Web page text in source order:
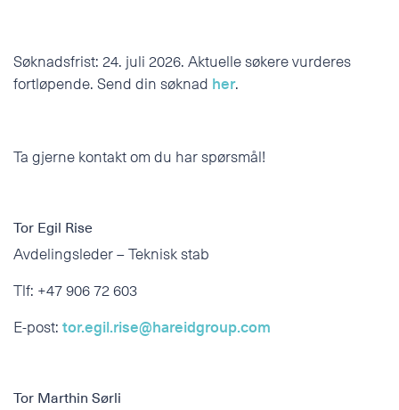
Søknadsfrist: 24. juli 2026. Aktuelle søkere vurderes
fortløpende. Send din søknad her.
Ta gjerne kontakt om du har spørsmål!
Tor Egil Rise
Avdelingsleder – Teknisk stab
Tlf: +47 906 72 603
E-post:tor.egil.rise@hareidgroup.com
Tor Marthin Sørli